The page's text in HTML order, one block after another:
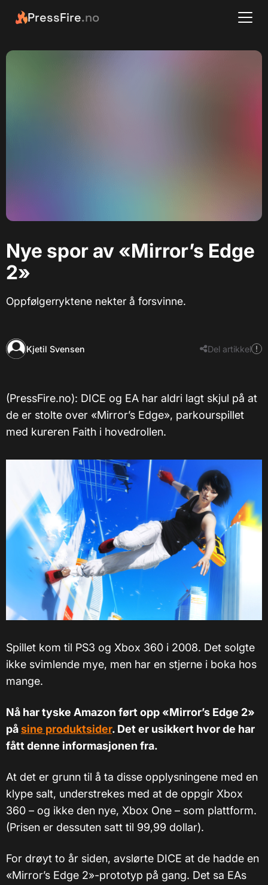
PressFire.no
Nye spor av «Mirror’s Edge
2»
Oppfølgerryktene nekter å forsvinne.
Kjetil Svensen Del artikkel
(PressFire.no): DICE og EA har aldri lagt skjul på at
de er stolte over «Mirror’s Edge», parkourspillet
med kureren Faith i hovedrollen.
Spillet kom til PS3 og Xbox 360 i 2008. Det solgte
ikke svimlende mye, men har en stjerne i boka hos
mange.
Nå har tyske Amazon ført opp «Mirror’s Edge 2»
påsine produktsider. Det er usikkert hvor de har
fått denne informasjonen fra.
At det er grunn til å ta disse opplysningene med en
klype salt, understrekes med at de oppgir Xbox
360 – og ikke den nye, Xbox One – som plattform.
(Prisen er dessuten satt til 99,99 dollar).
For drøyt to år siden, avslørte DICE at de hadde en
«Mirror’s Edge 2»-prototyp på gang. Det sa EAs